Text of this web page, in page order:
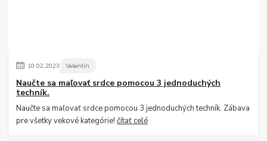
10.02.2023 Valentín
Naučte sa maľovať srdce pomocou 3 jednoduchých
techník.
Naučte sa maľovať srdce pomocou 3 jednoduchých techník. Zábava
pre všetky vekové kategórie!čítať celé